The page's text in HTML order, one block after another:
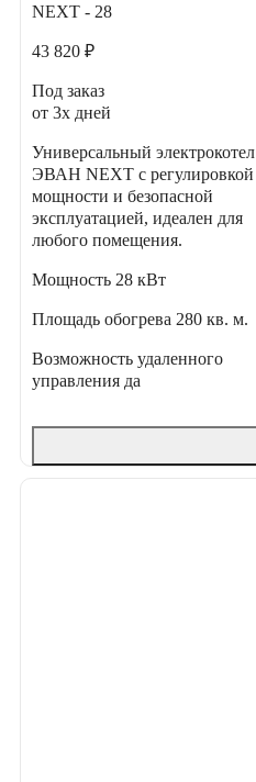
NEXT - 28
43 820 ₽
Под заказ
от 3х дней
Универсальный электрокотел
ЭВАН NEXT с регулировкой
мощности и безопасной
эксплуатацией, идеален для
любого помещения.
Мощность 28 кВт
Площадь обогрева 280 кв. м.
Возможность удаленного
управления да